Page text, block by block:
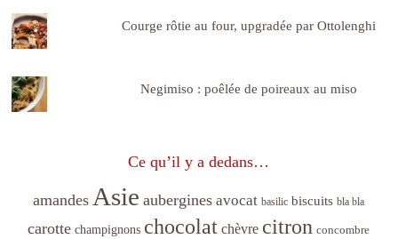
Courge rôtie au four, upgradée par Ottolenghi
Negimiso : poêlée de poireaux au miso
Ce qu’il y a dedans…
amandes Asie aubergines avocat basilic biscuits bla bla
carotte champignons chocolat chèvre citron concombre